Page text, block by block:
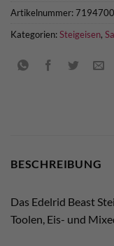
Artikelnummer:
Kategorien:Steigeisen,
BESCHREIBUNG
Das Edelrid Beast
Toolen, Eis- und